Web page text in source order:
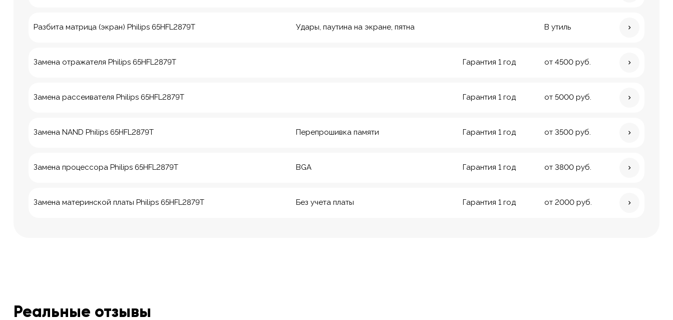
Разбита матрица (экран) Philips 65HFL2879T Удары, паутина на экране, пятна В утиль
Замена отражателя Philips 65HFL2879T Гарантия 1 год от 4500 руб.
Замена рассеивателя Philips 65HFL2879T Гарантия 1 год от 5000 руб.
Замена NAND Philips 65HFL2879T Перепрошивка памяти Гарантия 1 год от 3500 руб.
Замена процессора Philips 65HFL2879T BGA Гарантия 1 год от 3800 руб.
Замена материнской платы Philips 65HFL2879T Без учета платы Гарантия 1 год от 2000 руб.
Реальные отзывы
8 Красноармейская, 20